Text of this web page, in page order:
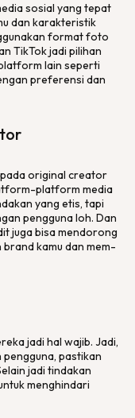
sosial yang tepat
dan karakteristik
format foto
TikTok jadi pilihan
lain seperti
preferensi dan
original creator
platform media
yang etis, tapi
pengguna loh. Dan
juga bisa mendorong
brandkamu dan mem-
jadi hal wajib. Jadi,
pastikan
jadi tindakan
menghindari